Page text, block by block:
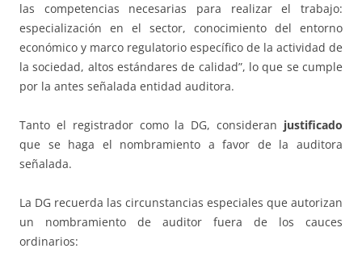
las competencias necesarias para realizar el trabajo:
especialización en el sector, conocimiento del entorno
económico y marco regulatorio específico de la actividad de
la sociedad, altos estándares de calidad”, lo que se cumple
por la antes señalada entidad auditora.
Tanto el registrador como la DG, consideran justificado
que se haga el nombramiento a favor de la auditora
señalada.
La DG recuerda las circunstancias especiales que autorizan
un nombramiento de auditor fuera de los cauces
ordinarios: